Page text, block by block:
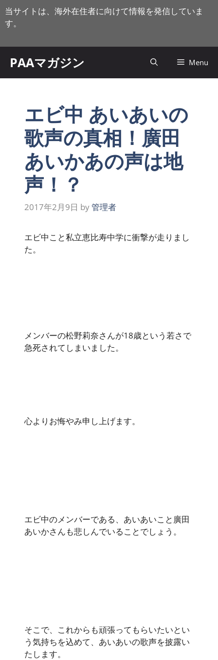
コ
ン
テ
ス
当サイトは、海外在住者に向けて情報を発信していま
す。
PAAマガジン Menu
エビ中 あいあいの
歌声の真相！廣田
あいかあの声は地
声！？
2017年2月9日 by管理者
エビ中こと私立恵比寿中学に衝撃が走りまし
た。
メンバーの松野莉奈さんが18歳という若さで
急死されてしまいました。
心よりお悔やみ申し上げます。
エビ中のメンバーである、あいあいこと廣田
あいかさんも悲しんでいることでしょう。
そこで、これからも頑張ってもらいたいとい
う気持ちを込めて、あいあいの歌声を披露い
たします。